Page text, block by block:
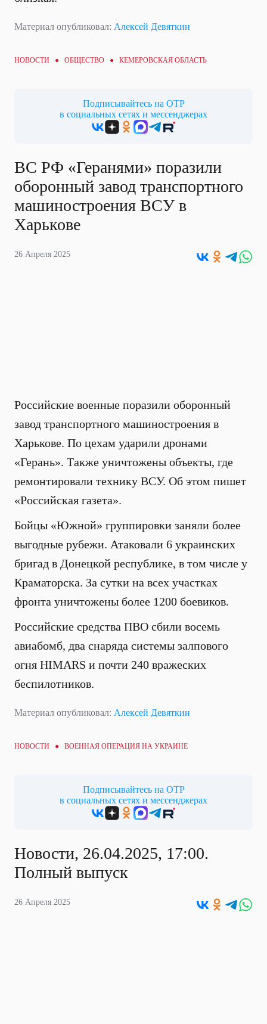
Материал опубликовал: Алексей Девяткин
НОВОСТИ ● ОБЩЕСТВО ● КЕМЕРОВСКАЯ ОБЛАСТЬ
Подписывайтесь на ОТР
в социальных сетях и мессенджерах
ВС РФ «Геранями» поразили
оборонный завод транспортного
машиностроения ВСУ в
Харькове
26 Апреля 2025
Российские военные поразили оборонный
завод транспортного машиностроения в
Харькове. По цехам ударили дронами
«Герань». Также уничтожены объекты, где
ремонтировали технику ВСУ. Об этом пишет
«Российская газета».
Бойцы «Южной» группировки заняли более
выгодные рубежи. Атаковали 6 украинских
бригад в Донецкой республике, в том числе у
Краматорска. За сутки на всех участках
фронта уничтожены более 1200 боевиков.
Российские средства ПВО сбили восемь
авиабомб, два снаряда системы залпового
огня HIMARS и почти 240 вражеских
беспилотников.
Материал опубликовал: Алексей Девяткин
НОВОСТИ ● ВОЕННАЯ ОПЕРАЦИЯ НА УКРАИНЕ
Подписывайтесь на ОТР
в социальных сетях и мессенджерах
Новости, 26.04.2025, 17:00.
Полный выпуск
26 Апреля 2025